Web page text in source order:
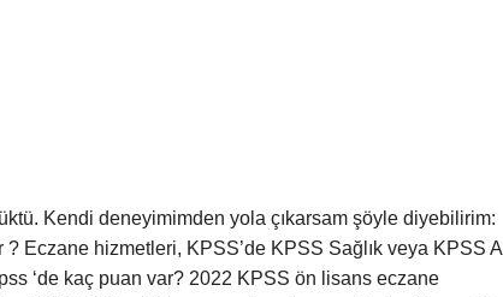
Kendi deneyimimden yola çıkarsam şöyle diyebilirim:
Eczane hizmetleri, KPSS’de KPSS Sağlık veya KPSS A
‘de kaç puan var? 2022 KPSS ön lisans eczane